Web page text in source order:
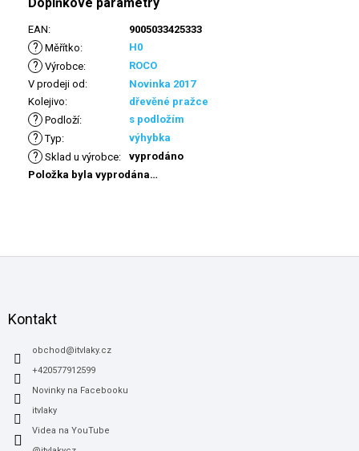
Doplňkové parametry
EAN: 9005033425333
? Měřítko: H0
? Výrobce:
ROCO
V prodeji od :
Novinka 2017
Kolejivo: dřevěné pražce
? Podloží: s podložím
? Typ: výhybka
? Sklad u výrobce:
vyprodáno
Položka byla vyprodána…
Kontakt
obchod @itvlaky.cz
+420577912599
Novinky na Facebooku
itvlaky
Videa na YouTube